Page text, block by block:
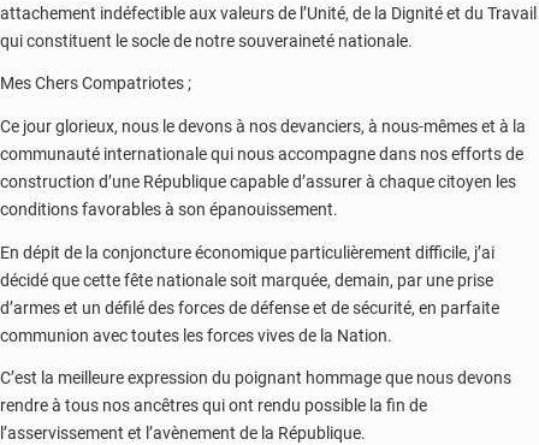
attachement indéfectible aux valeurs de l’Unité, de la Dignité et du Travail
qui constituent le socle de notre souveraineté nationale.
Mes Chers Compatriotes ;
Ce jour glorieux, nous le devons à nos devanciers, à nous-mêmes et à la
communauté internationale qui nous accompagne dans nos efforts de
construction d’une République capable d’assurer à chaque citoyen les
conditions favorables à son épanouissement.
En dépit de la conjoncture économique particulièrement difficile, j’ai
décidé que cette fête nationale soit marquée, demain, par une prise
d’armes et un défilé des forces de défense et de sécurité, en parfaite
communion avec toutes les forces vives de la Nation.
C’est la meilleure expression du poignant hommage que nous devons
rendre à tous nos ancêtres qui ont rendu possible la fin de
l’asservissement et l’avènement de la République.